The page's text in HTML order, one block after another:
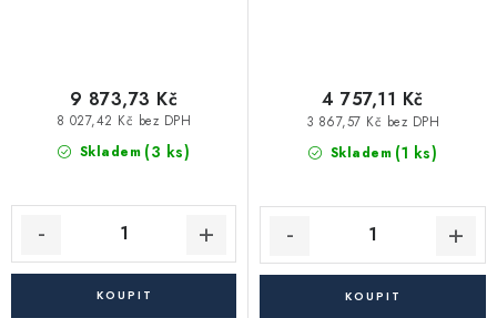
Skladem (3 ks)
8 027,42 Kč bez DPH
9 873,73 Kč
Skladem (1 ks)
3 867,57 Kč bez DPH
4 757,11 Kč